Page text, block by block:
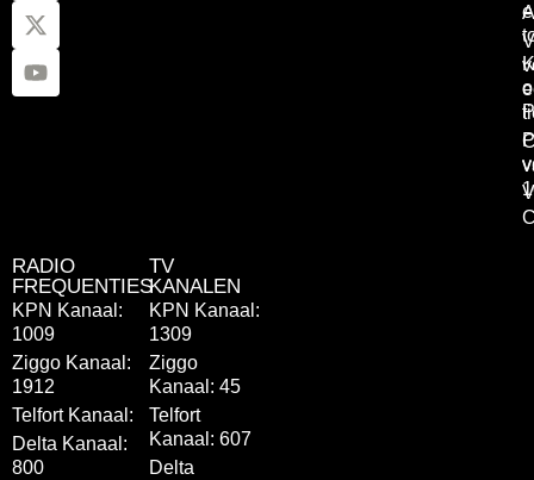
RADIO
FREQUENTIES
KPN Kanaal:
1009
Ziggo Kanaal:
1912
Telfort Kanaal:
Delta Kanaal:
800
TV
KANALEN
KPN Kanaal:
1309
Ziggo
Kanaal: 45
Telfort
Kanaal: 607
Delta